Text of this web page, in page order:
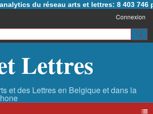
du réseau arts et lettres: 8 403 746
Connexion
Lettres